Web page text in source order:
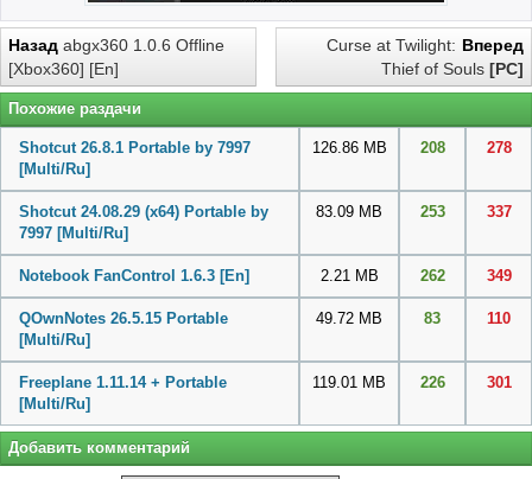
Назад abgx360 1.0.6 Offline
[Xbox360] [En]
Вперед
Curse at Twilight:
Thief of Souls [PC]
Похожие раздачи
Shotcut 26.8.1 Portable by 7997
[Multi/Ru]
126.86 MB 208 278
Shotcut 24.08.29 (x64) Portable by
7997 [Multi/Ru]
83.09 MB 253 337
Notebook FanControl 1.6.3 [En] 2.21 MB 262 349
QOwnNotes 26.5.15 Portable
[Multi/Ru]
49.72 MB 83 110
Freeplane 1.11.14 + Portable
[Multi/Ru]
119.01 MB 226 301
Добавить комментарий